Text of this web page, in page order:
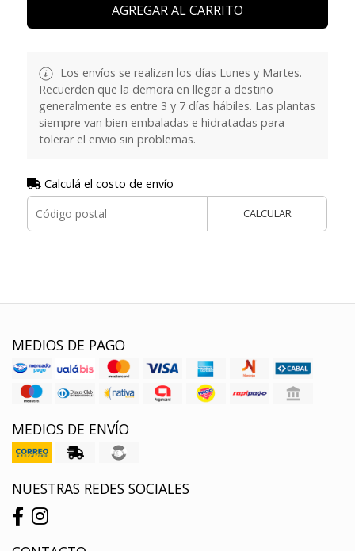
AGREGAR AL CARRITO
Los envíos se realizan los días Lunes y Martes.
Recuerden que la demora en llegar a destino
generalmente es entre 3 y 7 días hábiles. Las plantas
siempre van bien embaladas e hidratadas para
tolerar el envio sin problemas.
Calculá el costo de envío
CALCULAR
MEDIOS DE PAGO
MEDIOS DE ENVÍO
NUESTRAS REDES SOCIALES